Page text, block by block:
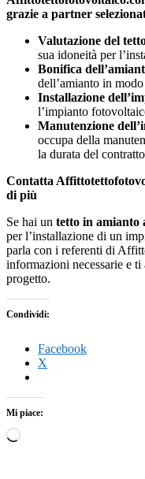
grazie a partner
Valutazione del
sua idoneità per
Bonifica
dell’amianto in
Installazione
l’impianto
Manutenzione
occupa della
la durata del
Contatta
di più
Se hai un tetto in amianto
per l’installazione di un
parla con i referenti di
informazioni necessarie e
progetto.
Condividi:
Facebook
X
Mi piace:
Caricamento